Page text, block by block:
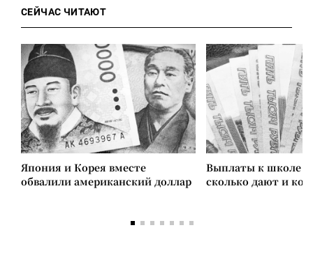
СЕЙЧАС ЧИТАЮТ
Япония и Корея вместе
обвалили американский доллар
Выплаты к школе в
сколько дают и